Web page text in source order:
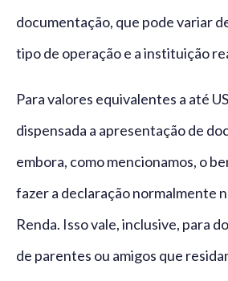
documentação, que pode variar
tipo de operação e a instituição
Para valores equivalentes a até
dispensada a apresentação de
embora, como mencionamos, o
fazer a declaração normalmente
Renda. Isso vale, inclusive, para
de parentes ou amigos que